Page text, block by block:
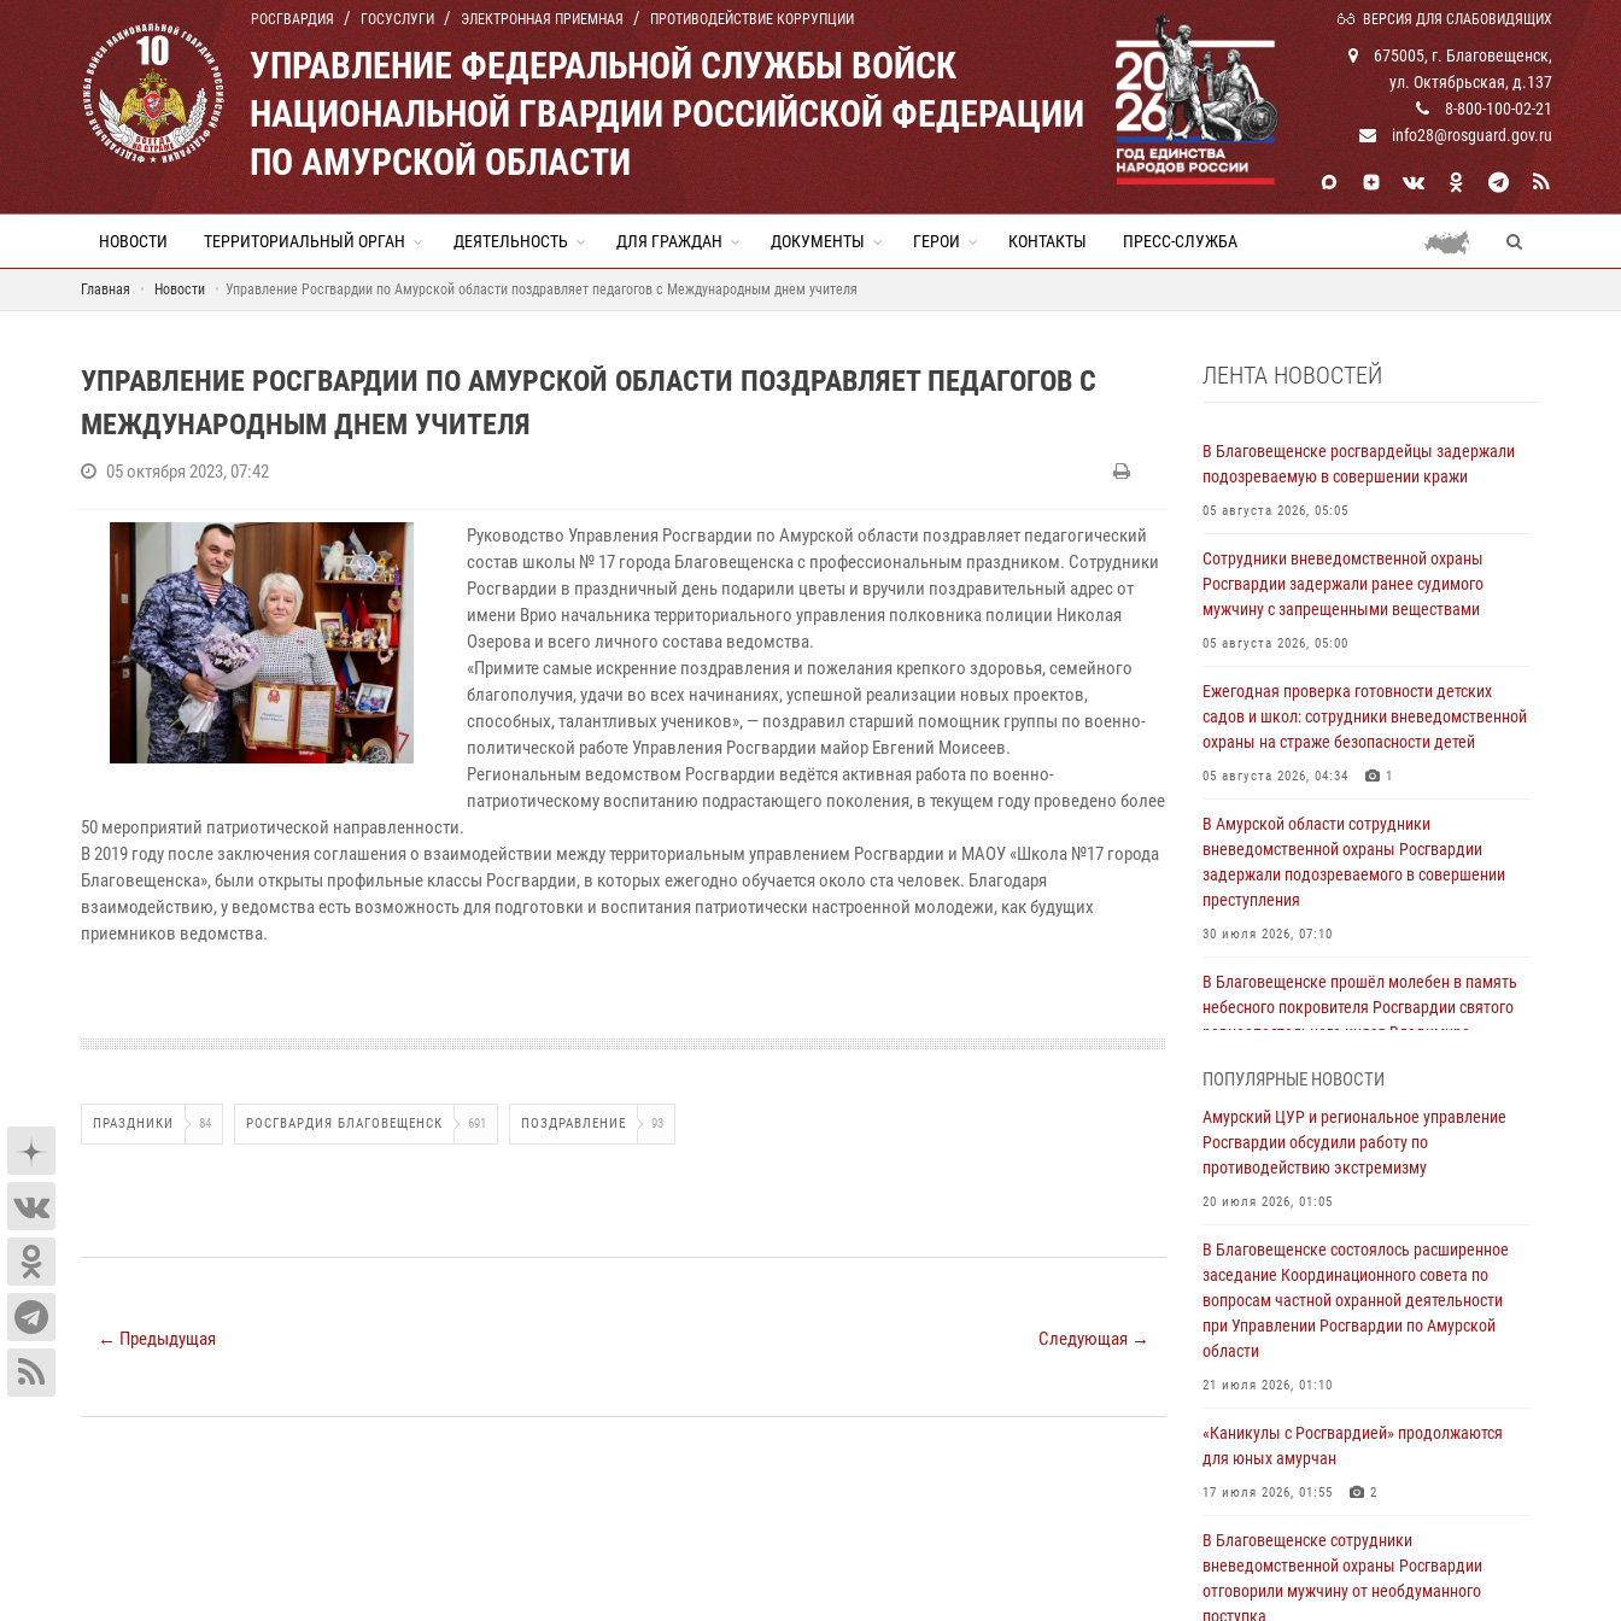
РОСГВАРДИЯ ГОСУСЛУГИ ЭЛЕКТРОННАЯ ПРИЕМНАЯ ПРОТИВОДЕЙСТВИЕ КОРРУПЦИИ ВЕРСИЯ ДЛЯ СЛАБОВИДЯЩИХ
УПРАВЛЕНИЕ ФЕДЕРАЛЬНОЙ СЛУЖБЫ ВОЙСК
НАЦИОНАЛЬНОЙ ГВАРДИИ РОССИЙСКОЙ ФЕДЕРАЦИИ
ПО АМУРСКОЙ ОБЛАСТИ
675005, г. Благовещенск,
ул. Октябрьская, д.137
8-800-100-02-21
info28@rosguard.gov.ru
НОВОСТИ ТЕРРИТОРИАЛЬНЫЙ ОРГАН ДЕЯТЕЛЬНОСТЬ ДЛЯ ГРАЖДАН ДОКУМЕНТЫ ГЕРОИ КОНТАКТЫ ПРЕСС-СЛУЖБА
Главная Новости Управление Росгвардии по Амурской области поздравляет педагогов с Международным днем учителя
УПРАВЛЕНИЕ РОСГВАРДИИ ПО АМУРСКОЙ ОБЛАСТИ ПОЗДРАВЛЯЕТ ПЕДАГОГОВ С
МЕЖДУНАРОДНЫМ ДНЕМ УЧИТЕЛЯ
05 октября 2023, 07:42
Руководство Управления Росгвардии по Амурской области поздравляет педагогический
состав школы № 17 города Благовещенска с профессиональным праздником. Сотрудники
Росгвардии в праздничный день подарили цветы и вручили поздравительный адрес от
имени Врио начальника территориального управления полковника полиции Николая
Озерова и всего личного состава ведомства.
«Примите самые искренние поздравления и пожелания крепкого здоровья, семейного
благополучия, удачи во всех начинаниях, успешной реализации новых проектов,
способных, талантливых учеников», — поздравил старший помощник группы по военно-
политической работе Управления Росгвардии майор Евгений Моисеев.
Региональным ведомством Росгвардии ведётся активная работа по военно-
патриотическому воспитанию подрастающего поколения, в текущем году проведено более
50 мероприятий патриотической направленности.
В 2019 году после заключения соглашения о взаимодействии между территориальным управлением Росгвардии и МАОУ «Школа №17 города
Благовещенска», были открыты профильные классы Росгвардии, в которых ежегодно обучается около ста человек. Благодаря
взаимодействию, у ведомства есть возможность для подготовки и воспитания патриотически настроенной молодежи, как будущих
приемников ведомства.
ПРАЗДНИКИ 84 РОСГВАРДИЯ БЛАГОВЕЩЕНСК 691 ПОЗДРАВЛЕНИЕ 93
← Предыдущая Следующая →
ЛЕНТА НОВОСТЕЙ
В Благовещенске росгвардейцы задержали
подозреваемую в совершении кражи
05 августа 2026, 05:05
Сотрудники вневедомственной охраны
Росгвардии задержали ранее судимого
мужчину с запрещенными веществами
05 августа 2026, 05:00
Ежегодная проверка готовности детских
садов и школ: сотрудники вневедомственной
охраны на страже безопасности детей
05 августа 2026, 04:34 1
В Амурской области сотрудники
вневедомственной охраны Росгвардии
задержали подозреваемого в совершении
преступления
30 июля 2026, 07:10
В Благовещенске прошёл молебен в память
небесного покровителя Росгвардии святого
равноапостольного князя Владимира
Более 2,5 миллионов рублей выплачено
амурчанам за оружие сданное на возмездной
основе
28 июля 2026, 02:00
Итоги работы строевых подразделений
вневедомственной охраны Росгвардии
Амурской области в период с 20 по 26 июля
2026 года
27 июля 2026, 06:28
сотрудников вневедомственной охраны
23 июля 2026, 07:49
поступления на службу в подразделения
территориального Управления Росгвардии
23 июля 2026, 00:00
ПОПУЛЯРНЫЕ НОВОСТИ
Амурский ЦУР и региональное управление
Росгвардии обсудили работу по
противодействию экстремизму
20 июля 2026, 01:05
В Благовещенске состоялось расширенное
заседание Координационного совета по
вопросам частной охранной деятельности
при Управлении Росгвардии по Амурской
области
21 июля 2026, 01:10
«Каникулы с Росгвардией» продолжаются
для юных амурчан
17 июля 2026, 01:55 2
В Благовещенске сотрудники
вневедомственной охраны Росгвардии
отговорили мужчину от необдуманного
поступка